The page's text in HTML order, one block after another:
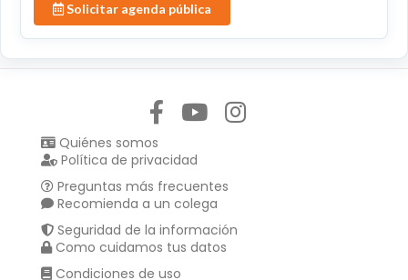
Solicitar agenda pública
Quiénes somos
Política de privacidad
Preguntas más frecuentes
Recomienda a un colega
Seguridad de la información
Como cuidamos tus datos
Condiciones de uso